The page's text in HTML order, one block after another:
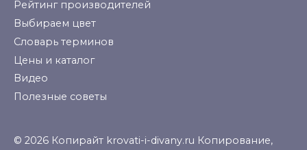
Рейтинг производителей
Выбираем цвет
Словарь терминов
Цены и каталог
Видео
Полезные советы
© 2026 Копирайт krovati-i-divany.ru Копирование,